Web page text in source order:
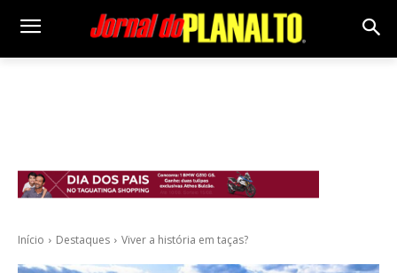
Início Destaques Viver a história em taças?